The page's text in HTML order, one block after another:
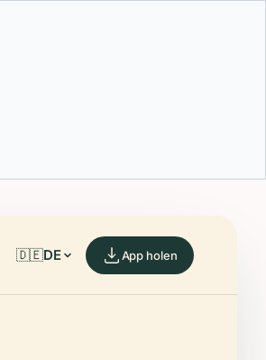
🇩🇪DE App holen